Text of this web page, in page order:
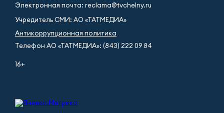
Электронная почта: reclama@tvchelny.ru
Учредитель СМИ: АО «ТАТМЕДИА»
Антикоррупционная политика
Телефон АО «ТАТМЕДИА»: (843) 222 09 84
16+